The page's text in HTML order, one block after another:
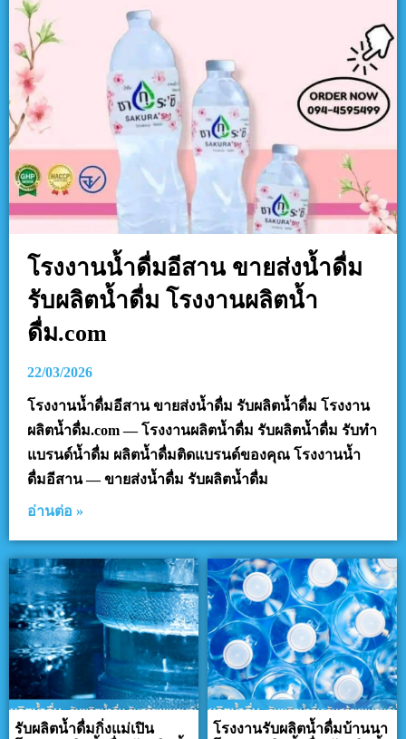
โรงงานน้ำดื่มอีสาน ขายส่งน้ำดื่ม
รับผลิตน้ำดื่ม โรงงานผลิตน้ำ
ดื่ม.com
22/03/2026
โรงงานน้ำดื่มอีสาน ขายส่งน้ำดื่ม รับผลิตน้ำดื่ม โรงงาน
ผลิตน้ำดื่ม.com — โรงงานผลิตน้ำดื่ม รับผลิตน้ำดื่ม รับทำ
แบรนด์น้ำดื่ม ผลิตน้ำดื่มติดแบรนด์ของคุณ โรงงานน้ำ
ดื่มอีสาน — ขายส่งน้ำดื่ม รับผลิตน้ำดื่ม
อ่านต่อ »
รับผลิตน้ำดื่มกิ่งแม่เปิน
โรงงานรับผลิตน้ำดื่มบ้านนา